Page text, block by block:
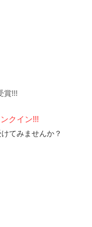
賞!!!
クイン!!!
てみませんか？